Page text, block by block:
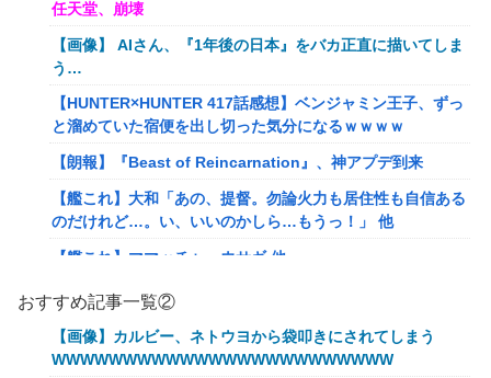
任天堂、崩壊
【画像】 AIさん、『1年後の日本』をバカ正直に描いてしま
う…
【HUNTER×HUNTER 417話感想】ベンジャミン王子、ずっ
と溜めていた宿便を出し切った気分になるｗｗｗｗ
【朗報】『Beast of Reincarnation』、神アプデ到来
【艦これ】大和「あの、提督。勿論火力も居住性も自信ある
のだけれど…。い、いいのかしら…もうっ！」 他
【艦これ】ママッチャーウサギ 他
【艦これ】ポニー黒潮 他
【艦これ】天津風の憂鬱 他
【画像】付き合いたて彼女「ごめーんちょびっツ散らかって
おすすめ記事一覧②
【画像】カルビー、ネトウヨから袋叩きにされてしまう
WWWWWWWWWWWWWWWWWWWWWWWW